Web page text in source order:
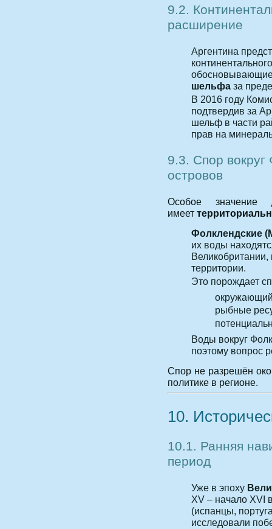
9.2.
расширение
Аргентина
шельфа за
В 2016 году
подтвердив за
шельф в части
прав на
9.3. Спор
островов
Особое значение
имеет
Фолклендские
их воды
Великобритании,
территории.
Это порождает
рыбные
Воды вокруг
поэтому вопрос
Спор не разрешён
политике в регионе.
10.
10.1. Ранняя
период
Уже в эпоху
XV – начало XVI
(испанцы,
исследовали